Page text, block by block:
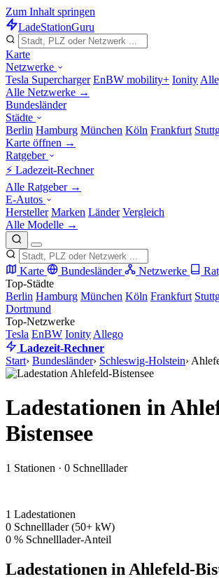
Zum Inhalt springen
LadeStationGuru
Karte
Netzwerke
Tesla Supercharger EnBW mobility+ Ionity
Alle Netzwerke →
Bundesländer
Städte
Berlin Hamburg München Köln Frankfurt
Karte öffnen →
Ratgeber
⚡ Ladezeit-Rechner
Alle Ratgeber →
E-Autos
Hersteller Marken Länder Vergleich
Alle Modelle →
Karte Bundesländer Netzwerke
Top-Städte
Berlin Hamburg München Köln Frankfurt
Dortmund
Top-Netzwerke
Tesla EnBW Ionity Allego
Ladezeit-Rechner
Start› Bundesländer› Schleswig-Holstein›
Ladestationen in
Bistensee
1 Stationen · 0 Schnelllader
1 Ladestationen
0 Schnelllader (50+ kW)
0 % Schnelllader-Anteil
Ladestationen in Ahlefeld-